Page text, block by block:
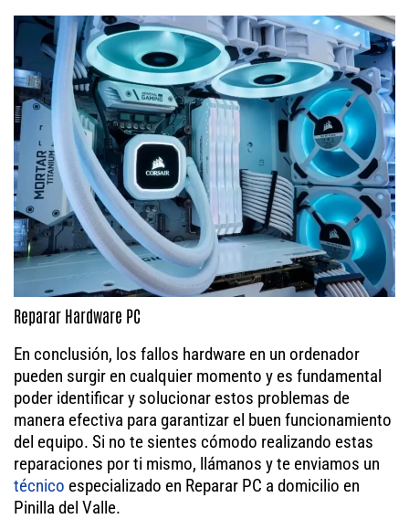
Reparar Hardware PC
En conclusión, los fallos hardware en un ordenador
pueden surgir en cualquier momento y es fundamental
poder identificar y solucionar estos problemas de
manera efectiva para garantizar el buen funcionamiento
del equipo. Si no te sientes cómodo realizando estas
reparaciones por ti mismo, llámanos y te enviamos un
técnico especializado en Reparar PC a domicilio en
Pinilla del Valle.